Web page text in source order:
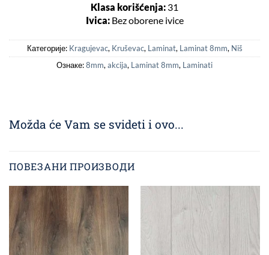
Klasa korišćenja: 31
Ivica: Bez oborene ivice
Категорије: Kragujevac, Kruševac, Laminat, Laminat 8mm, Niš
Ознаке:8mm, akcija, Laminat 8mm, Laminati
Možda će Vam se svideti i ovo...
ПОВЕЗАНИ ПРОИЗВОДИ